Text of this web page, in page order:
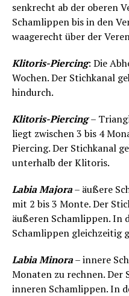
senkrecht ab der oberen
Schamlippen bis in den
waagerecht über der
Klitoris-Piercing: Die
Wochen. Der Stichkanal
hindurch.
Klitoris-Piercing –
liegt zwischen 3 bis 4
Piercing. Der Stichkanal
unterhalb der Klitoris.
Labia Majora– äußere
mit 2 bis 3 Monte. Der
äußeren Schamlippen. In
Schamlippen gleichzeitig
Labia Minora– innere
Monaten zu rechnen.
inneren Schamlippen. In